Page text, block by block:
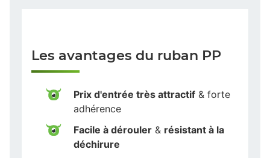
Les avantages du ruban PP
Prix d'entrée très attractif & forte
adhérence
Facile à dérouler & résistant à la
déchirure